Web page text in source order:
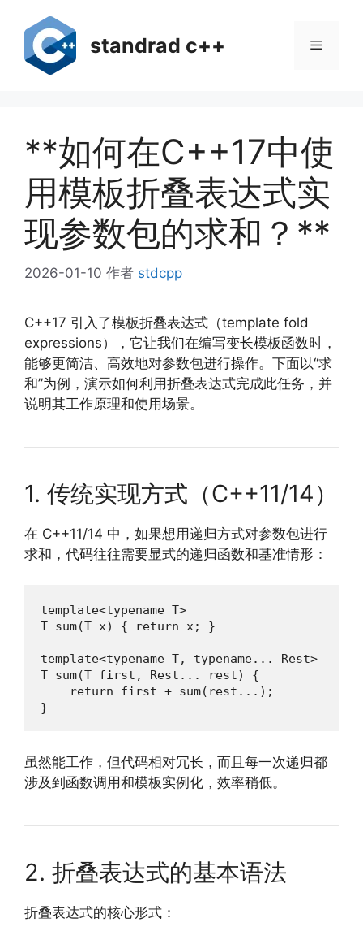
standrad c++ 菜
**如何在C++17中使
用模板折叠表达式实
现参数包的求和？**
2026-01-10 作者 stdcpp
C++17 引入了模板折叠表达式（template fold
expressions），它让我们在编写变长模板函数时，
能够更简洁、高效地对参数包进行操作。下面以“求
和”为例，演示如何利用折叠表达式完成此任务，并
说明其工作原理和使用场景。
1. 传统实现方式（C++11/14）
在 C++11/14 中，如果想用递归方式对参数包进行
求和，代码往往需要显式的递归函数和基准情形：
template<typename T>
T sum(T x) { return x; }
template<typename T, typename... Rest>
T sum(T first, Rest... rest) {
    return first + sum(rest...);
}
虽然能工作，但代码相对冗长，而且每一次递归都
涉及到函数调用和模板实例化，效率稍低。
2. 折叠表达式的基本语法
折叠表达式的核心形式：